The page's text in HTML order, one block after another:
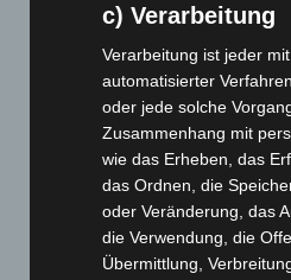
Cashback-
Händler
c) Verarbeitung
Verarbeitung ist jeder
automatisierter
oder jede solche
Zusammenhang mit
wie das Erheben, das
das Ordnen, die
oder Veränderung, das
die Verwendung, die
Übermittlung,